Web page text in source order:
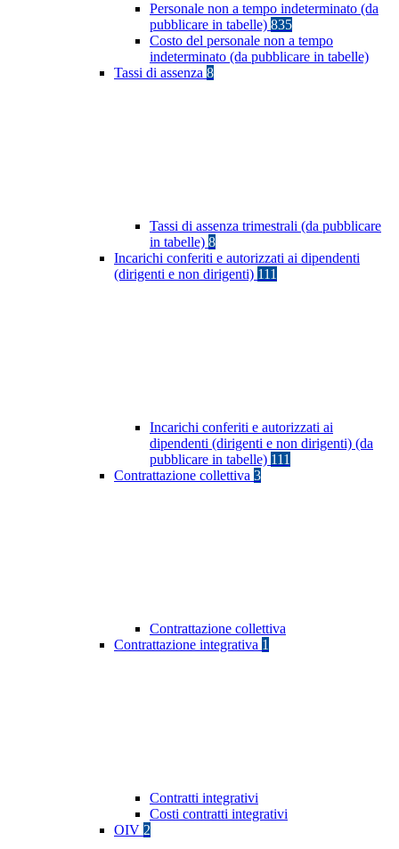
Personale non a tempo indeterminato (da
pubblicare in tabelle) 835
Costo del personale non a tempo
indeterminato (da pubblicare in tabelle)
Tassi di assenza 8
Tassi di assenza trimestrali (da pubblicare
in tabelle) 8
Incarichi conferiti e autorizzati ai dipendenti
(dirigenti e non dirigenti) 111
Incarichi conferiti e autorizzati ai
dipendenti (dirigenti e non dirigenti) (da
pubblicare in tabelle) 111
Contrattazione collettiva 3
Contrattazione collettiva
Contrattazione integrativa 1
Contratti integrativi
Costi contratti integrativi
OIV 2